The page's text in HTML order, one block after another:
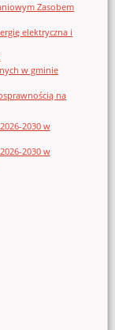
Zasobem
elektryczna i
w gminie
na
2030 w
2030 w